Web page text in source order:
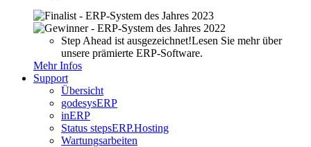
Step Ahead ist ausgezeichnet!Lesen Sie mehr über
unsere prämierte ERP-Software.
Mehr Infos
Support
Übersicht
godesysERP
inERP
Status stepsERP.Hosting
Wartungsarbeiten